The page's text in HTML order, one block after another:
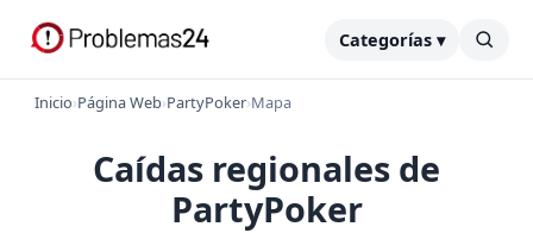
Categorías ▾
Inicio›Página Web›PartyPoker›Mapa
Caídas regionales de
PartyPoker